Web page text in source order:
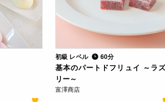
初級 レベル 60分
基本のパートドフリュイ ～ラ
リー～
富澤商店